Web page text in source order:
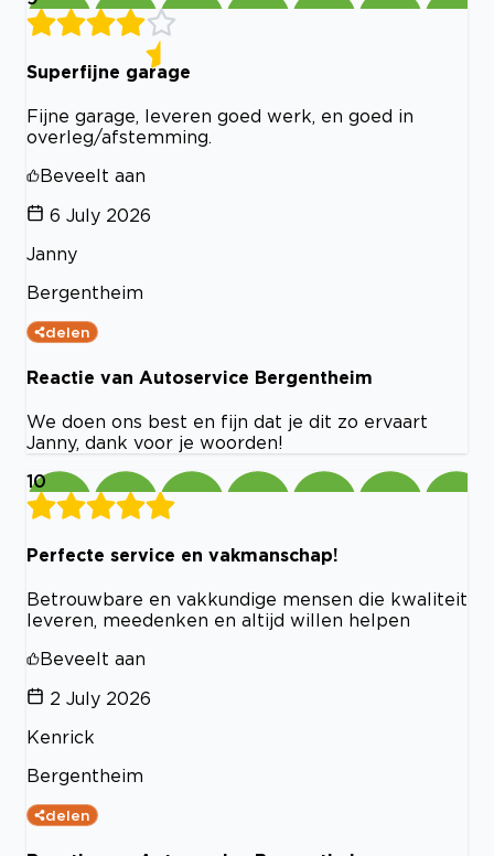
Superfijne garage
Fijne garage, leveren goed werk, en goed in
overleg/afstemming.
Beveelt aan
6 July 2026
Janny
Bergentheim
delen
Reactie van Autoservice Bergentheim
We doen ons best en fijn dat je dit zo ervaart
Janny, dank voor je woorden!
10
Perfecte service en vakmanschap!
Betrouwbare en vakkundige mensen die kwaliteit
leveren, meedenken en altijd willen helpen
Beveelt aan
2 July 2026
Kenrick
Bergentheim
delen